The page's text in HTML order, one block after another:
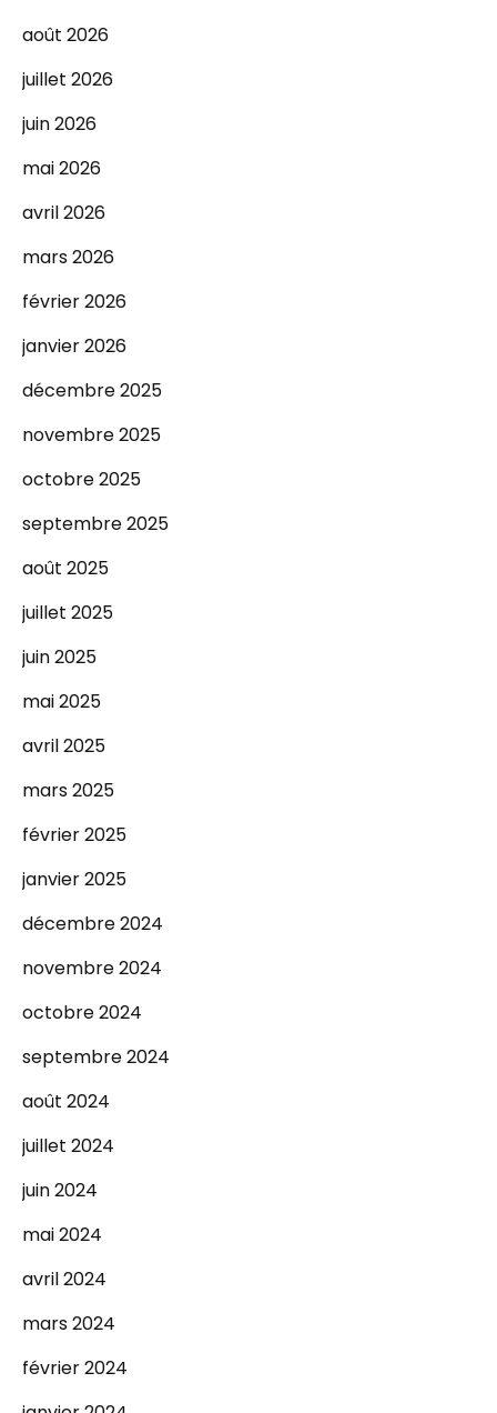
août 2026
juillet 2026
juin 2026
mai 2026
avril 2026
mars 2026
février 2026
janvier 2026
décembre 2025
novembre 2025
octobre 2025
septembre 2025
août 2025
juillet 2025
juin 2025
mai 2025
avril 2025
mars 2025
février 2025
janvier 2025
décembre 2024
novembre 2024
octobre 2024
septembre 2024
août 2024
juillet 2024
juin 2024
mai 2024
avril 2024
mars 2024
février 2024